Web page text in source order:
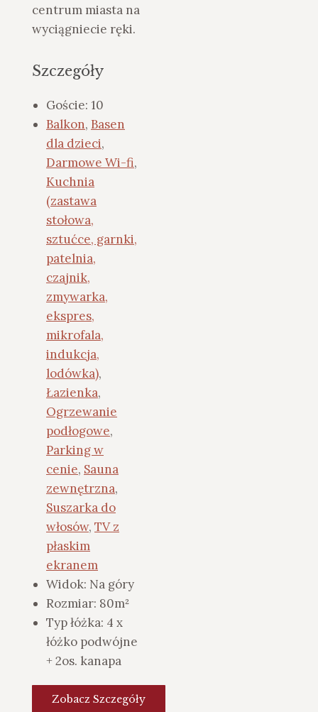
centrum miasta na
wyciągniecie ręki.
Szczegóły
Goście: 10
Balkon, Basen
dla dzieci,
Darmowe Wi-fi,
Kuchnia
(zastawa
stołowa,
sztućce, garnki,
patelnia,
czajnik,
zmywarka,
ekspres,
mikrofala,
indukcja,
lodówka),
Łazienka,
Ogrzewanie
podłogowe,
Parking w
cenie, Sauna
zewnętrzna,
Suszarka do
włosów, TV z
płaskim
ekranem
Widok: Na góry
Rozmiar: 80m²
Typ łóżka: 4 x
łóżko podwójne
+ 2os. kanapa
Zobacz Szczegóły